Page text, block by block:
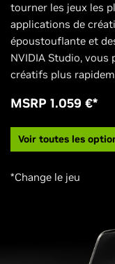
tourner les jeux les
applications de
époustouflante et
NVIDIA Studio, vous
créatifs plus
MSRP 1.059 €*
Voir toutes les
*Change le jeu